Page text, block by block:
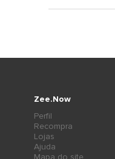
Zee.Now
Perfil
Recompra
Lojas
Ajuda
Mapa do site